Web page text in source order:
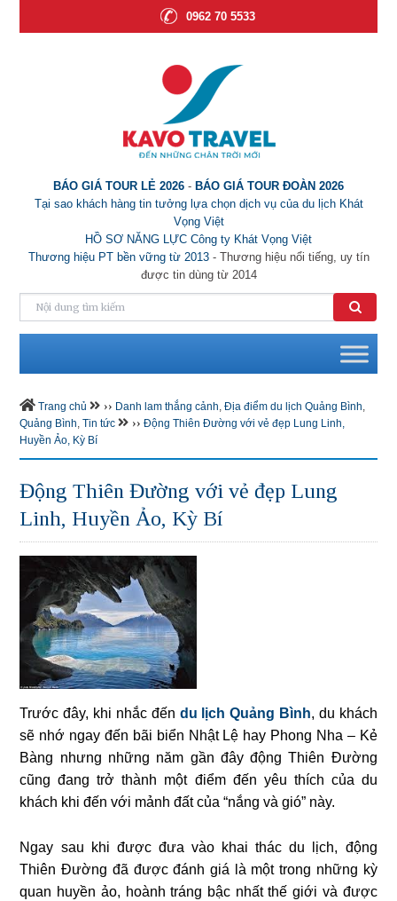
0962 70 5533
BÁO GIÁ TOUR LẺ 2026 - BÁO GIÁ TOUR ĐOÀN 2026
Tại sao khách hàng tin tưởng lựa chọn dịch vụ của du lịch Khát
Vọng Việt
HỒ SƠ NĂNG LỰC Công ty Khát Vọng Việt
Thương hiệu PT bền vững từ 2013- Thương hiệu nổi tiếng, uy tín
được tin dùng từ 2014
Trang chủ ›› Danh lam thắng cảnh,Địa điểm du lịch Quảng Bình,
Quảng Bình,Tin tức ›› Động Thiên Đường với vẻ đẹp Lung Linh,
Huyền Ảo, Kỳ Bí
Động Thiên Đường với vẻ đẹp Lung
Linh, Huyền Ảo, Kỳ Bí
Trước đây, khi nhắc đến du lịch Quảng Bình, du khách
sẽ nhớ ngay đến bãi biển Nhật Lệ hay Phong Nha – Kẻ
Bàng nhưng những năm gần đây động Thiên Đường
cũng đang trở thành một điểm đến yêu thích của du
khách khi đến với mảnh đất của “nắng và gió” này.
Ngay sau khi được đưa vào khai thác du lịch, động
Thiên Đường đã được đánh giá là một trong những kỳ
quan huyền ảo, hoành tráng bậc nhất thế giới và được